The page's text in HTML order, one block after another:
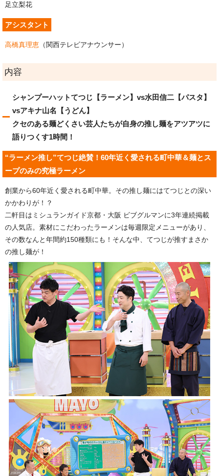
足立梨花
アシスタント
高橋真理恵 （関西テレビアナウンサー）
内容
シャンプーハットてつじ【ラーメン】vs水田信二【パスタ】
vsアキナ山名【うどん】
クセのある麺どくさい芸人たちが自身の推し麺をアツアツに
語りつくす1時間！
“ラーメン推し”てつじ絶賛！60年近く愛される町中華＆麺とス
ープのみの究極ラーメン
創業から60年近く愛される町中華。その推し麺にはてつじとの深い
かかわりが！？
二軒目はミシュランガイド京都・大阪 ビブグルマンに3年連続掲載
の人気店。素材にこだわったラーメンは毎週限定メニューがあり、
その数なんと年間約150種類にも！そんな中、てつじが推すまさか
の推し麺が！